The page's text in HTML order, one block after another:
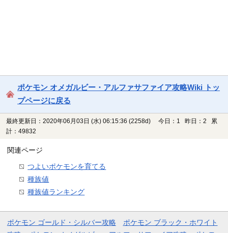
ポケモン オメガルビー・アルファサファイア攻略Wiki トッ
プページに戻る
最終更新日：2020年06月03日 (水) 06:15:36 (2258d)
今日：1 昨日：2 累
計：49832
関連ページ
つよいポケモンを育てる
種族値
種族値ランキング
ポケモン ゴールド・シルバー攻略
ポケモン ブラック・ホワイト